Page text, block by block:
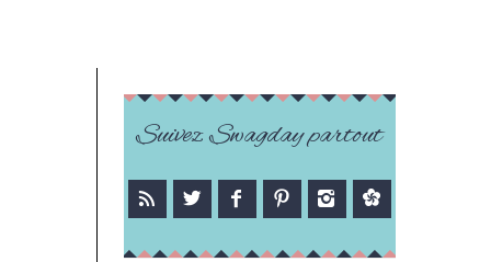
Suivez Swagday partout